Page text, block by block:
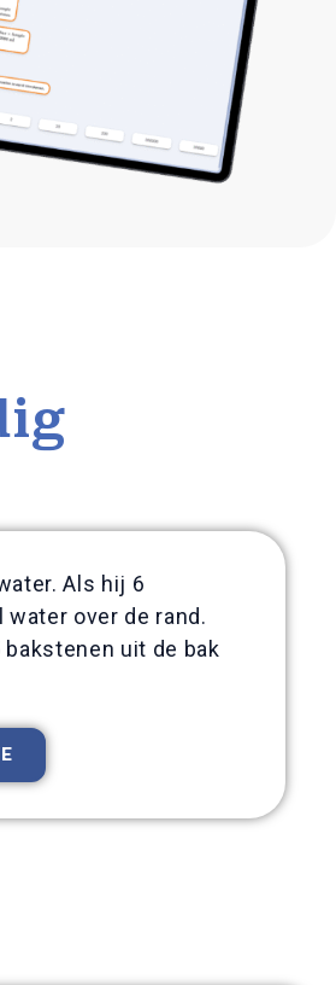
Als hij 6
over de rand.
uit de bak